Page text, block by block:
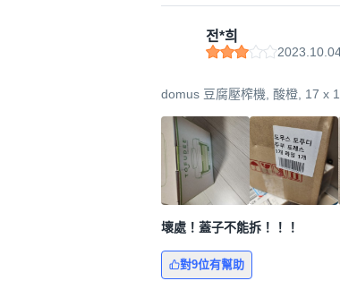
전*희
domus 豆腐壓榨機, 酸橙, 17 x
壞處！蓋子不能拆！！！
對9位有幫助